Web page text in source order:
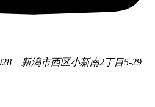
新潟市西区小新南2丁目5-29